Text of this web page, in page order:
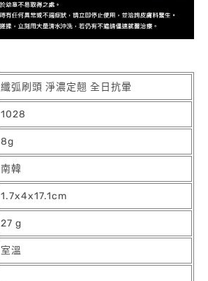
纖弧刷頭 淨濃定翹 全日抗暈
1028
8g
南韓
1.7x4x17.1cm
27 g
室溫